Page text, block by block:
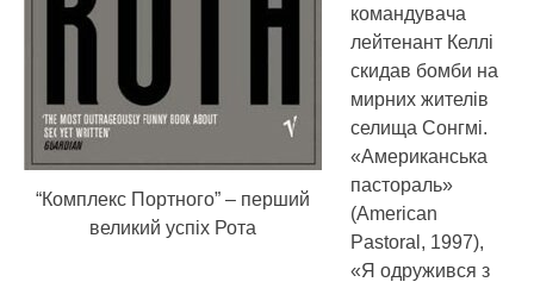
“Комплекс Портного” – перший
великий успіх Рота
командувача
лейтенант Келлі
скидав бомби на
мирних жителів
селища Сонгмі.
«Американська
пастораль»
(American
Pastoral, 1997),
«Я одружився з